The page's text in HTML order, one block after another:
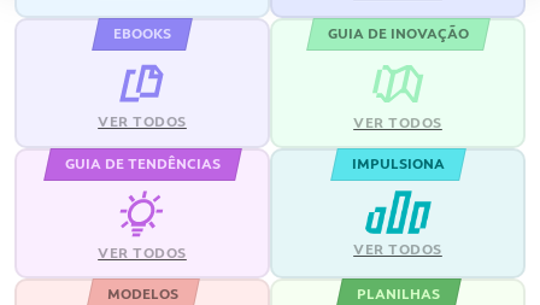
EBOOKS
VER TODOS
GUIA DE INOVAÇÃO
VER TODOS
GUIA DE TENDÊNCIAS
VER TODOS
IMPULSIONA
VER TODOS
MODELOS PLANILHAS